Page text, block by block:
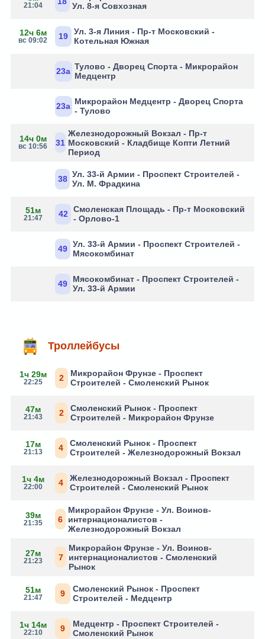
21:04
Ул. 8-я Совхозная
12ч 6м
вс 09:02 19
Ул. 3-я Линия - Пр-т Московский -
Котельная Южная
23а Тулово - Дворец Спорта - Микрорайон
Медцентр
23а Микрорайон Медцентр - Дворец Спорта
- Тулово
14ч 0м
вс 10:56 31
Железнодорожный Вокзал - Пр-т
Московский - Кладбище Копти Летний
Период
38 Ул. 33-й Армии - Проспект Строителей -
Ул. М. Фрадкина
51м
21:47 42
Смоленская Площадь - Пр-т Московский
- Орлово-1
49 Ул. 33-й Армии - Проспект Строителей -
Мясокомбинат
49
Мясокомбинат - Проспект Строителей -
Ул. 33-й Армии
Троллейбусы
1ч 29м
22:25 2
Микрорайон Фрунзе - Проспект
Строителей - Смоленский Рынок
47м
21:43 2
Смоленский Рынок - Проспект
Строителей - Микрорайон Фрунзе
17м
21:13 4
Смоленский Рынок - Проспект
Строителей - Железнодорожный Вокзал
1ч 4м
22:00 4
Железнодорожный Вокзал - Проспект
Строителей - Смоленский Рынок
39м
21:35 6
Микрорайон Фрунзе - Ул. Воинов-
интернационалистов -
Железнодорожный Вокзал
27м
21:23 7
Микрорайон Фрунзе - Ул. Воинов-
интернационалистов - Смоленский
Рынок
51м
21:47 9
Смоленский Рынок - Проспект
Строителей - Медцентр
1ч 14м
22:10 9
Медцентр - Проспект Строителей -
Смоленский Рынок